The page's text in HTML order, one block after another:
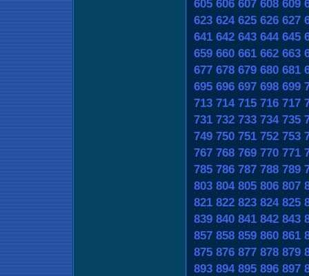
605 606 607 608 609
623 624 625 626 627
641 642 643 644 645
659 660 661 662 663
677 678 679 680 681
695 696 697 698 699
713 714 715 716 717
731 732 733 734 735
749 750 751 752 753
767 768 769 770 771
785 786 787 788 789
803 804 805 806 807
821 822 823 824 825
839 840 841 842 843
857 858 859 860 861
875 876 877 878 879
893 894 895 896 897